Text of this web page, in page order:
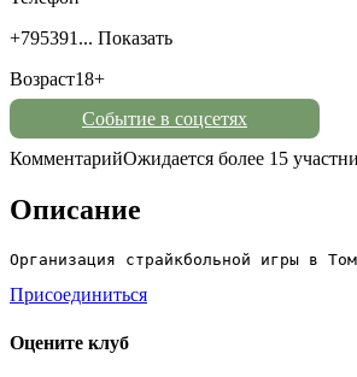
+795391... Показать
Возраст18+
Событие в соцсетях
КомментарийОжидается более 15
Описание
Организация страйкбольной игры в
Присоединиться
Оцените клуб